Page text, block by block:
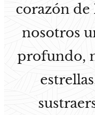
corazón de
nosotros
profundo,